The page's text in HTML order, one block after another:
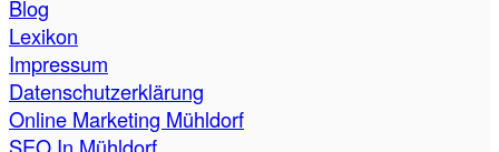
Blog
Lexikon
Impressum
Datenschutzerklärung
Online Marketing Mühldorf
SEO In Mühldorf